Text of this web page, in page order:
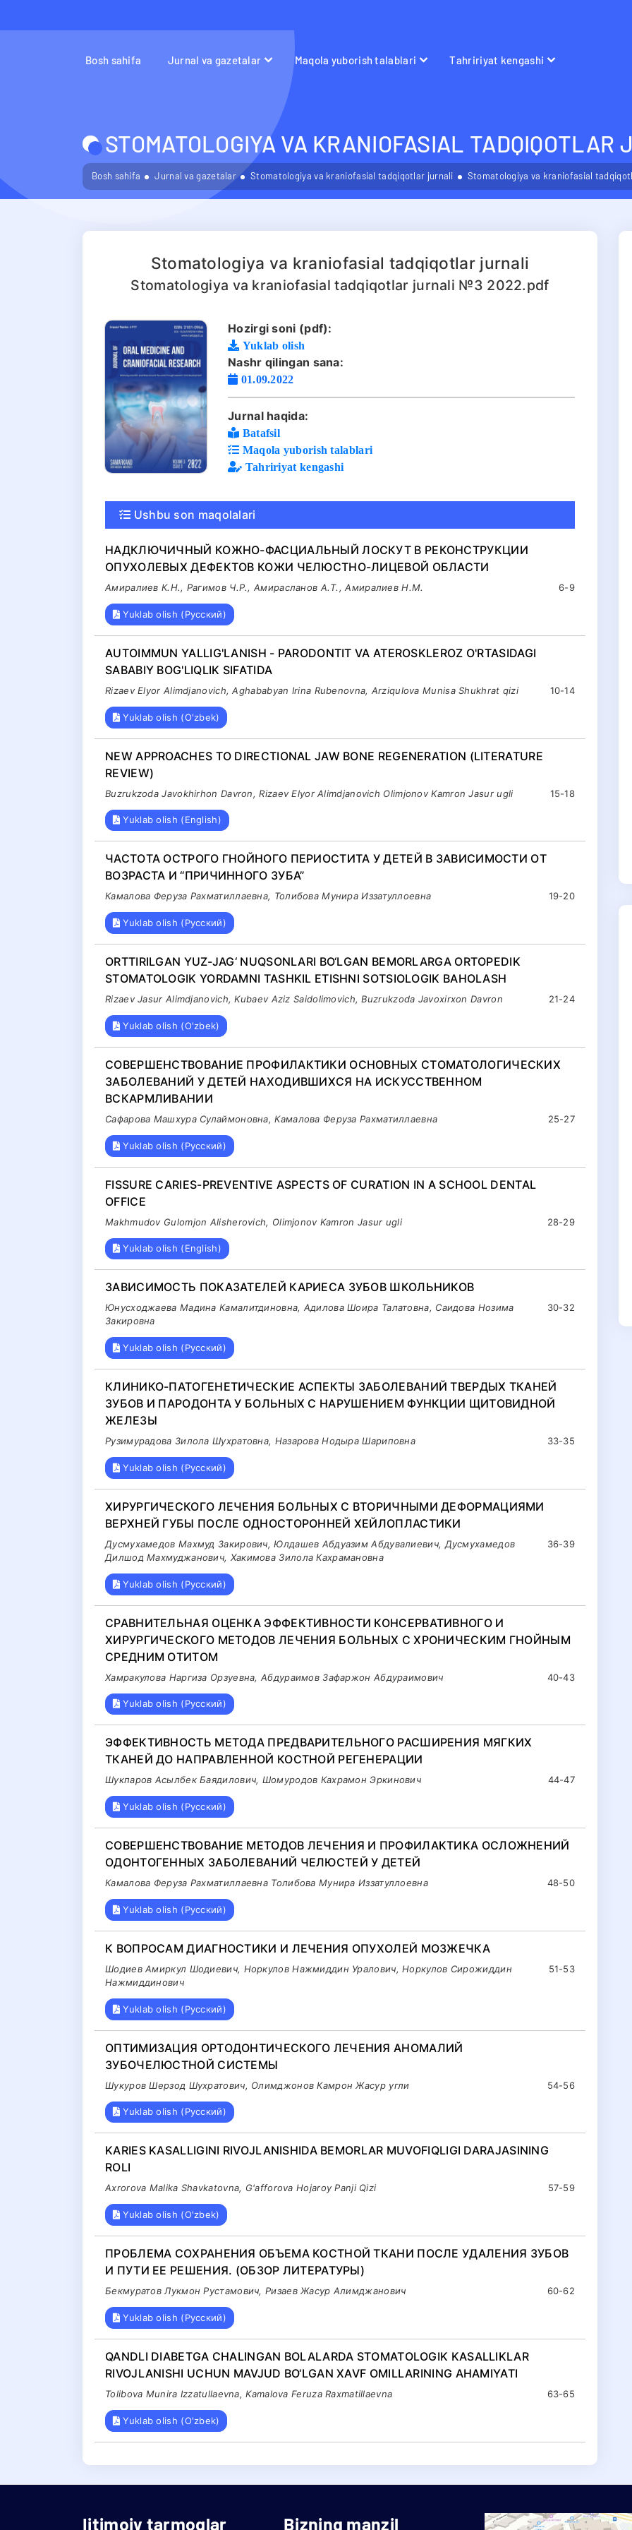
Bosh sahifa Jurnal va gazetalar Maqola yuborish talablari Tahririyat kengashi
STOMATOLOGIYA VA KRANIOFASIAL
Bosh sahifa Jurnal va gazetalar Stomatologiya va kraniofasial tadqiqotlar jurnali Stomatologiya va kraniofasial
Stomatologiya va kraniofasial tadqiqotlar jurnali
Stomatologiya va kraniofasial tadqiqotlar jurnali №3 2022.pdf
Hozirgi soni (pdf):
Yuklab olish
Nashr qilingan sana:
01.09.2022
Jurnal haqida:
Batafsil
Maqola yuborish talablari
Tahririyat kengashi
Ushbu son maqolalari
НАДКЛЮЧИЧНЫЙ КОЖНО-ФАСЦИАЛЬНЫЙ ЛОСКУТ В РЕКОНСТРУКЦИИ
ОПУХОЛЕВЫХ ДЕФЕКТОВ КОЖИ ЧЕЛЮСТНО-ЛИЦЕВОЙ ОБЛАСТИ
6-9
Амиралиев К.Н., Рагимов Ч.Р., Амирасланов А.Т., Амиралиев Н.М.
Yuklab olish (Русский)
AUTOIMMUN YALLIG'LANISH - PARODONTIT VA ATEROSKLEROZ O'RTASIDAGI
SABABIY BOG'LIQLIK SIFATIDA
10-14
Rizaev Elyor Alimdjanovich, Aghababyan Irina Rubenovna, Arziqulova Munisa Shukhrat qizi
Yuklab olish (O'zbek)
NEW APPROACHES TO DIRECTIONAL JAW BONE REGENERATION (LITERATURE
REVIEW)
15-18
Buzrukzoda Javokhirhon Davron, Rizaev Elyor Alimdjanovich Olimjonov Kamron Jasur ugli
Yuklab olish (English)
ЧАСТОТА ОСТРОГО ГНОЙНОГО ПЕРИОСТИТА У ДЕТЕЙ В ЗАВИСИМОСТИ ОТ
ВОЗРАСТА И “ПРИЧИННОГО ЗУБА”
19-20
Камалова Феруза Рахматиллаевна, Толибова Мунира Иззатуллoевна
Yuklab olish (Русский)
ORTTIRILGAN YUZ-JAG‘ NUQSONLARI BO‘LGAN BEMORLARGA ORTOPEDIK
STOMATOLOGIK YORDAMNI TASHKIL ETISHNI SOTSIOLOGIK BAHOLASH
21-24
Rizaev Jasur Alimdjanovich, Kubaev Aziz Saidolimovich, Buzrukzoda Javoxirxon Davron
Yuklab olish (O'zbek)
СОВЕРШЕНСТВОВАНИЕ ПРОФИЛАКТИКИ ОСНОВНЫХ СТОМАТОЛОГИЧЕСКИХ
ЗАБОЛЕВАНИЙ У ДЕТЕЙ НАХОДИВШИХСЯ НА ИСКУССТВЕННОМ
ВСКАРМЛИВАНИИ
25-27
Сафарова Машхура Сулаймоновна, Камалова Феруза Рахматиллаевна
Yuklab olish (Русский)
FISSURE CARIES-PREVENTIVE ASPECTS OF CURATION IN A SCHOOL DENTAL
OFFICE
28-29
Makhmudov Gulomjon Alisherovich, Olimjonov Kamron Jasur ugli
Yuklab olish (English)
ЗАВИСИМОСТЬ ПОКАЗАТЕЛЕЙ КАРИЕСА ЗУБОВ ШКОЛЬНИКОВ
30-32
Юнусходжаева Мадина Камалитдиновна, Адилова Шоира Талатовна, Саидова Нозима
Закировна
Yuklab olish (Русский)
КЛИНИКО-ПАТОГЕНЕТИЧЕСКИЕ АСПЕКТЫ ЗАБОЛЕВАНИЙ ТВЕРДЫХ ТКАНЕЙ
ЗУБОВ И ПАРОДОНТА У БОЛЬНЫХ С НАРУШЕНИЕМ ФУНКЦИИ ЩИТОВИДНОЙ
ЖЕЛЕЗЫ
33-35
Рузимурадова Зилола Шухратовна, Назарова Нодыра Шариповна
Yuklab olish (Русский)
ХИРУРГИЧЕСКОГО ЛЕЧЕНИЯ БОЛЬНЫХ С ВТОРИЧНЫМИ ДЕФОРМАЦИЯМИ
ВЕРХНЕЙ ГУБЫ ПОСЛЕ ОДНОСТОРОННЕЙ ХЕЙЛОПЛАСТИКИ
36-39
Дусмухамедов Махмуд Закирович, Юлдашев Абдуазим Абдувалиевич, Дусмухамедов
Дилшод Махмуджанович, Хакимова Зилола Кахрамановна
Yuklab olish (Русский)
СРАВНИТЕЛЬНАЯ ОЦЕНКА ЭФФЕКТИВНОСТИ КОНСЕРВАТИВНОГО И
ХИРУРГИЧЕСКОГО МЕТОДОВ ЛЕЧЕНИЯ БОЛЬНЫХ С ХРОНИЧЕСКИМ ГНОЙНЫМ
СРЕДНИМ ОТИТОМ
40-43
Хамракулова Наргиза Орзуевна, Абдураимов Зафаржон Абдураимович
Yuklab olish (Русский)
ЭФФЕКТИВНОСТЬ МЕТОДА ПРЕДВАРИТЕЛЬНОГО РАСШИРЕНИЯ МЯГКИХ
ТКАНЕЙ ДО НАПРАВЛЕННОЙ КОСТНОЙ РЕГЕНЕРАЦИИ
44-47
Шукпаров Асылбек Баядилович, Шомуродов Кахрамон Эркинович
Yuklab olish (Русский)
СОВЕРШЕНСТВОВАНИЕ МЕТОДОВ ЛЕЧЕНИЯ И ПРОФИЛАКТИКА ОСЛОЖНЕНИЙ
ОДОНТОГЕННЫХ ЗАБОЛЕВАНИЙ ЧЕЛЮСТЕЙ У ДЕТЕЙ
48-50
Камалова Феруза Рахматиллаевна Толибова Мунира Иззатуллoевна
Yuklab olish (Русский)
К ВОПРОСАМ ДИАГНОСТИКИ И ЛЕЧЕНИЯ ОПУХОЛЕЙ МОЗЖЕЧКА
51-53
Шодиев Амиркул Шодиевич, Норкулов Нажмиддин Уралович, Норкулов Сирожиддин
Нажмиддинович
Yuklab olish (Русский)
ОПТИМИЗАЦИЯ ОРТОДОНТИЧЕСКОГО ЛЕЧЕНИЯ АНОМАЛИЙ
ЗУБОЧЕЛЮСТНОЙ СИСТЕМЫ
54-56
Шукуров Шерзод Шухратович, Олимджонов Камрон Жасур угли
Yuklab olish (Русский)
KARIES KASALLIGINI RIVOJLANISHIDA BEMORLAR MUVOFIQLIGI DARAJASINING
ROLI
57-59
Axrorova Malika Shavkatovna, G'afforova Hojaroy Panji Qizi
Yuklab olish (O'zbek)
ПРОБЛЕМА СОХРАНЕНИЯ ОБЪЕМА КОСТНОЙ ТКАНИ ПОСЛЕ УДАЛЕНИЯ ЗУБОВ
И ПУТИ ЕЕ РЕШЕНИЯ. (ОБЗОР ЛИТЕРАТУРЫ)
60-62
Бекмуратов Лукмон Рустамович, Ризаев Жасур Алимджанович
Yuklab olish (Русский)
QANDLI DIABETGA CHALINGAN BOLALARDA STOMATOLOGIK KASALLIKLAR
RIVOJLANISHI UCHUN MAVJUD BO‘LGAN XAVF OMILLARINING AHAMIYATI
63-65
Tolibova Munira Izzatullaevna, Kamalova Feruza Raxmatillaevna
Yuklab olish (O'zbek)
Ijtimoiy tarmoqlar Bizning manzil